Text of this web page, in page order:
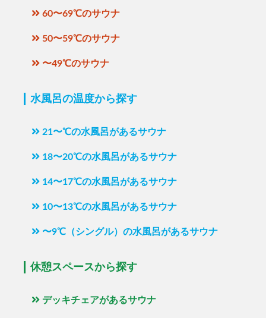
60〜69℃のサウナ
50〜59℃のサウナ
〜49℃のサウナ
水風呂の温度から探す
21〜℃の水風呂があるサウナ
18〜20℃の水風呂があるサウナ
14〜17℃の水風呂があるサウナ
10〜13℃の水風呂があるサウナ
〜9℃（シングル）の水風呂があるサウナ
休憩スペースから探す
デッキチェアがあるサウナ